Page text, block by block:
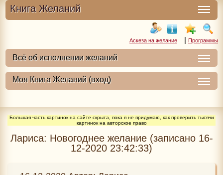
Книга Желаний
Аскеза на желание | Программы
Большая часть картинок на сайте скрыта, пока я не придумаю, как проверить тысячи
картинок на авторское право
Лариса: Новогоднее желание (записано 16-
12-2020 23:42:33)